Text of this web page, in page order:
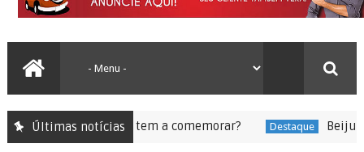
Últimas notícias
de Freitas tem a comemorar? Destaque Beijuzeiras de